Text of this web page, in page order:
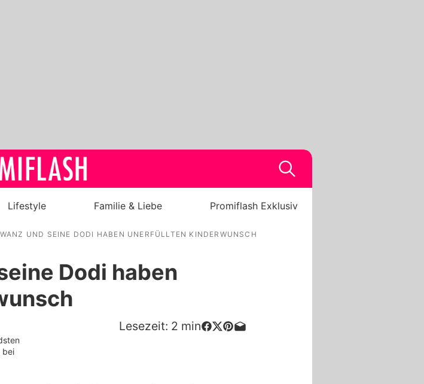
Royals
Stars
& Liebe
Lifestyle Familie & Liebe Promiflash Exklusiv
UND SEINE DODI HABEN UNERFÜLLTEN KINDERWUNSCH
Dodi haben
Lesezeit: 2 min
bei